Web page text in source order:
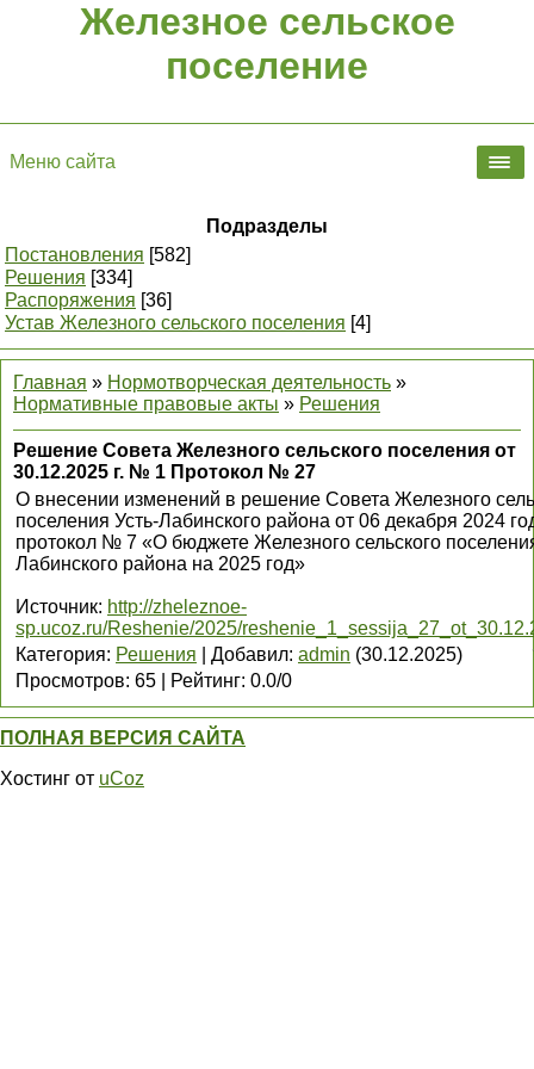
Железное сельское
поселение
Меню сайта
Подразделы
Постановления [582]
Решения [334]
Распоряжения [36]
Устав Железного сельского поселения [4]
Главная » Нормотворческая деятельность »
Нормативные правовые акты » Решения
Решение Совета Железного сельского поселения от
30.12.2025 г. № 1 Протокол № 27
О внесении изменений в решение Совета Железного
поселения Усть-Лабинского района от 06 декабря 2024
протокол № 7 «О бюджете Железного сельского
Лабинского района на 2025 год»
Источник: http://zheleznoe-
sp.ucoz.ru/Reshenie/2025/
Категория: Решения Добавил: admin (30.12.2025)
Просмотров: 65 Рейтинг: 0.0/0
ПОЛНАЯ ВЕРСИЯ САЙТА
Хостинг от uCoz